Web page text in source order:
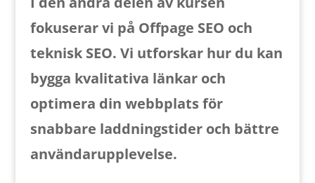
fokuserar vi på Offpage SEO och
teknisk SEO. Vi utforskar hur du kan
bygga kvalitativa länkar och
optimera din webbplats för
snabbare laddningstider och bättre
användarupplevelse.